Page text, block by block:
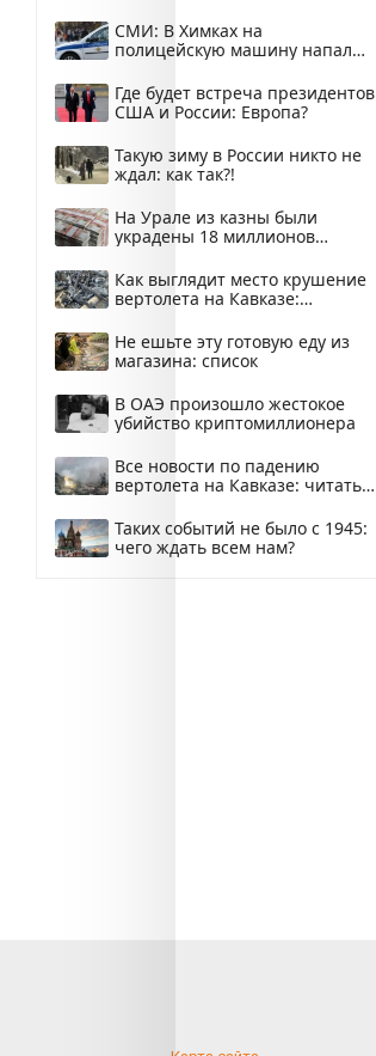
СМИ: В Химках на
полицейскую машину напали
Где будет встреча президентов
США и России: Европа?
Такую зиму в России никто не
ждал: как так?!
На Урале из казны были
украдены 18 миллионов
Как выглядит место крушение
вертолета на Кавказе:
Не ешьте эту готовую еду из
магазина: список
В ОАЭ произошло жестокое
убийство криптомиллионера
Все новости по падению
вертолета на Кавказе: читать
Таких событий не было с 1945:
чего ждать всем нам?